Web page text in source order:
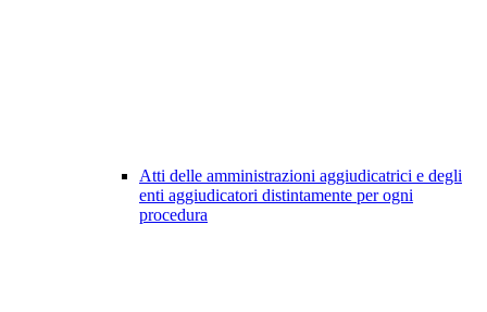
Atti delle amministrazioni aggiudicatrici e degli
enti aggiudicatori distintamente per ogni
procedura